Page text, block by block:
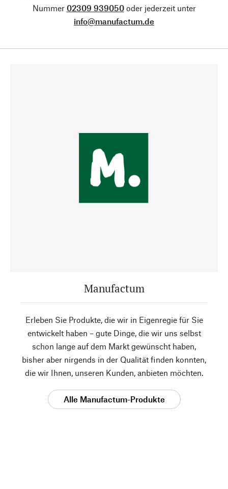
Nummer 02309 939050oder jederzeit unter
info@manufactum.de
Manufactum
Erleben Sie Produkte, die wir in Eigenregie für Sie
entwickelt haben – gute Dinge, die wir uns selbst
schon lange auf dem Markt gewünscht haben,
bisher aber nirgends in der Qualität finden konnten,
die wir Ihnen, unseren Kunden, anbieten möchten.
Alle Manufactum-Produkte